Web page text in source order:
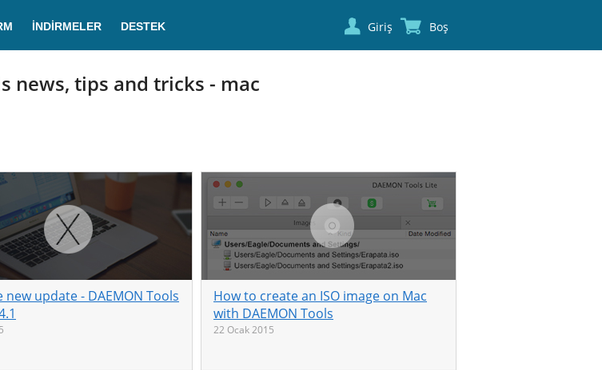
İNDIRMELER DESTEK Boş
Giriş
news, tips and tricks - mac
new update - DAEMON Tools
How to create an ISO image on Mac
with DAEMON Tools
22 Ocak 2015